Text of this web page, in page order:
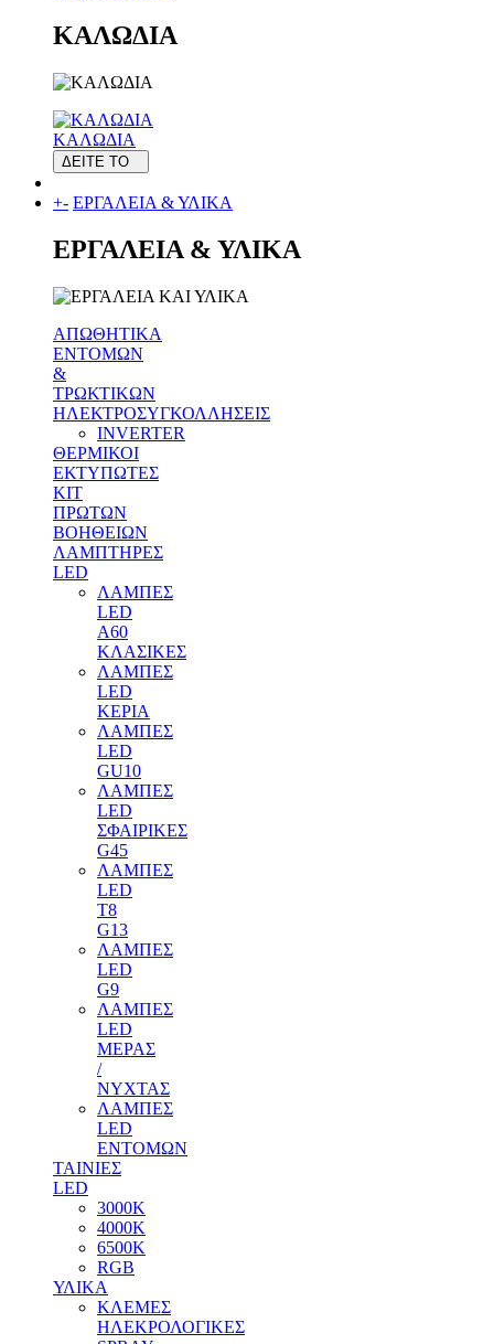
ΚΑΛΩΔΙΑ
ΚΑΛΩΔΙΑ
ΔΕΙΤΕ ΤΟ
+- ΕΡΓΑΛΕΙΑ & ΥΛΙΚΑ
ΕΡΓΑΛΕΙΑ & ΥΛΙΚΑ
ΑΠΩΘΗΤΙΚΑ
ΕΝΤΟΜΩΝ
&
ΤΡΩΚΤΙΚΩΝ
ΗΛΕΚΤΡΟΣΥΓΚΟΛΛΗΣΕΙΣ
INVERTER
ΘΕΡΜΙΚΟΙ
ΕΚΤΥΠΩΤΕΣ
ΚΙΤ
ΠΡΩΤΩΝ
ΒΟΗΘΕΙΩΝ
ΛΑΜΠΤΗΡΕΣ
LED
ΛΑΜΠΕΣ
LED
Α60
ΚΛΑΣΙΚΕΣ
ΛΑΜΠΕΣ
LED
ΚΕΡΙΑ
ΛΑΜΠΕΣ
LED
GU10
ΛΑΜΠΕΣ
LED
ΣΦΑΙΡΙΚΕΣ
G45
ΛΑΜΠΕΣ
LED
T8
G13
ΛΑΜΠΕΣ
LED
G9
ΛΑΜΠΕΣ
LED
ΜΕΡΑΣ
/
ΝΥΧΤΑΣ
ΛΑΜΠΕΣ
LED
ΕΝΤΟΜΩΝ
ΤΑΙΝΙΕΣ
LED
3000Κ
4000Κ
6500Κ
RGB
ΥΛΙΚΑ
ΚΛΕΜΕΣ
ΗΛΕΚΡΟΛΟΓΙΚΕΣ